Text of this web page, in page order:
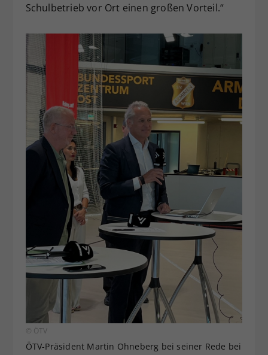
Schulbetrieb vor Ort einen großen Vorteil.“
© ÖTV
ÖTV-Präsident Martin Ohneberg bei seiner Rede bei